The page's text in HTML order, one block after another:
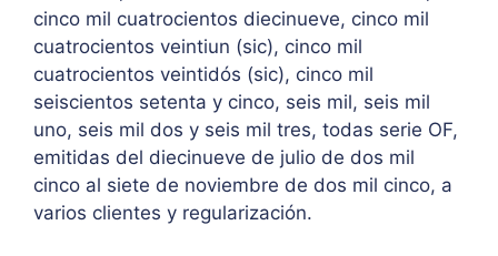
cinco mil cuatrocientos diecinueve, cinco mil
cuatrocientos veintiun (sic), cinco mil
cuatrocientos veintidós (sic), cinco mil
seiscientos setenta y cinco, seis mil, seis mil
uno, seis mil dos y seis mil tres, todas serie OF,
emitidas del diecinueve de julio de dos mil
cinco al siete de noviembre de dos mil cinco, a
varios clientes y regularización.